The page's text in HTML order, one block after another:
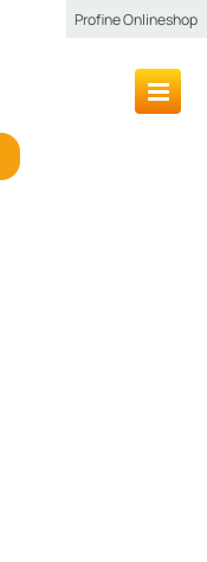
Profine Onlineshop